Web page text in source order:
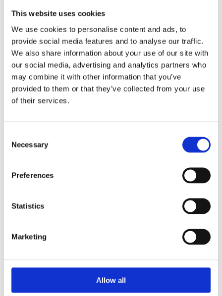
This website uses cookies
We use cookies to personalise content and ads, to
provide social media features and to analyse our traffic.
We also share information about your use of our site with
our social media, advertising and analytics partners who
may combine it with other information that you’ve
provided to them or that they’ve collected from your use
of their services.
Selection
Necessary
Preferences
Statistics
Marketing
Allow all
Ekstra informasjon
Send forespørsel om produkt med print
Dekorasjonsalternativer
Dekorasjonpriser
På
New York
visittkortholder
På
Relaterte produkter